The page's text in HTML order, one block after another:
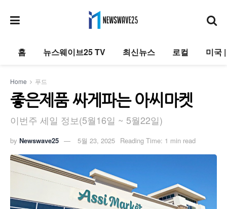
홈 뉴스웨이브25 TV 최신뉴스 로컬 미국
Home 푸드
좋은제품 싸게파는 아씨마켓
이번주 세일 정보(5월16일 ~ 5월22일)
by Newswave25 5월 23, 2025 Reading Time: 1 min read